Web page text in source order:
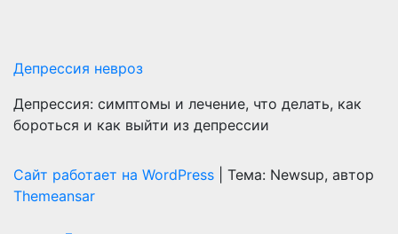
Депрессия невроз
Депрессия: симптомы и лечение, что делать, как
бороться и как выйти из депрессии
Сайт работает на WordPress
Тема: Newsup, автор
Themeansar